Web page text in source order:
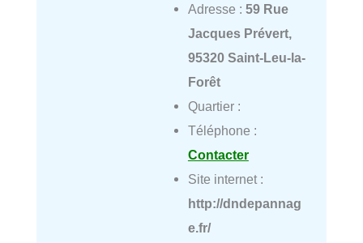
Adresse : 59 Rue
Jacques Prévert,
95320 Saint-Leu-la-
Forêt
Quartier :
Téléphone :
Contacter
Site internet :
http://dndepannag
e.fr/